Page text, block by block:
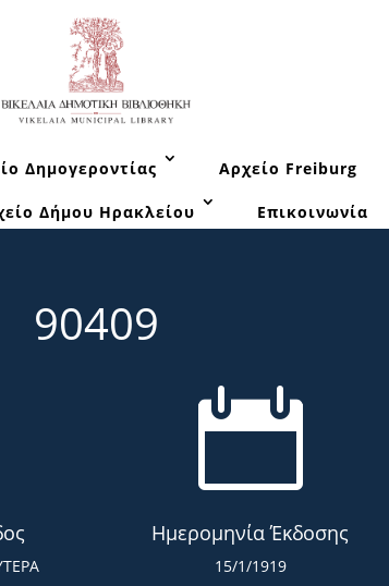
Δημογεροντίας Αρχείο Freiburg
Δήμου Ηρακλείου Επικοινωνία
90409

Ημερομηνία Έκδοσης
15/1/1919